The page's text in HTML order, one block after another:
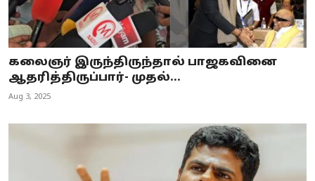
கலைஞர் இருந்திருந்தால் பாஜகவினை
ஆதரித்திருப்பார்- முதல்...
Aug 3, 2025